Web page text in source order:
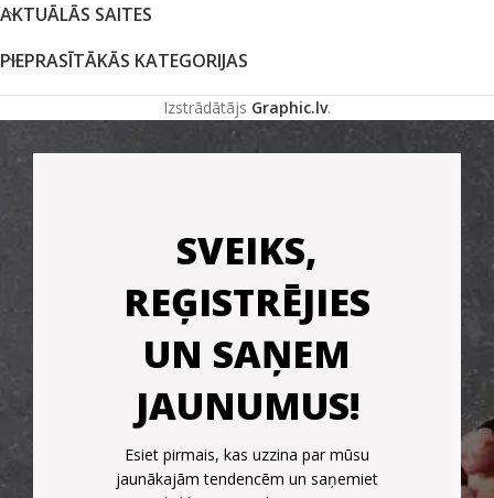
AKTUĀLĀS SAITES
PIEPRASĪTĀKĀS KATEGORIJAS
Izstrādātājs Graphic.lv.
SVEIKS,
REĢISTRĒJIES
UN SAŅEM
JAUNUMUS!
Esiet pirmais, kas uzzina par mūsu
jaunākajām tendencēm un saņemiet